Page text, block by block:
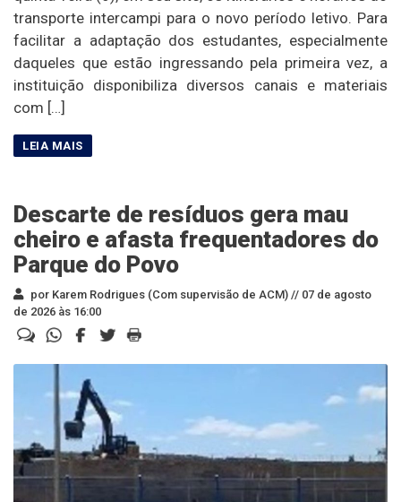
transporte intercampi para o novo período letivo. Para
facilitar a adaptação dos estudantes, especialmente
daqueles que estão ingressando pela primeira vez, a
instituição disponibiliza diversos canais e materiais
com […]
Descarte de resíduos gera mau
cheiro e afasta frequentadores do
Parque do Povo
por Karem Rodrigues (Com supervisão de ACM) // 07 de agosto
de 2026 às 16:00